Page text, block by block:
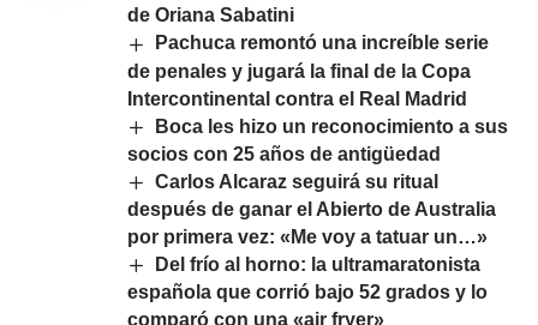
de Oriana Sabatini
Pachuca remontó una increíble serie
de penales y jugará la final de la Copa
Intercontinental contra el Real Madrid
Boca les hizo un reconocimiento a sus
socios con 25 años de antigüedad
Carlos Alcaraz seguirá su ritual
después de ganar el Abierto de Australia
por primera vez: «Me voy a tatuar un…»
Del frío al horno: la ultramaratonista
española que corrió bajo 52 grados y lo
comparó con una «air fryer»